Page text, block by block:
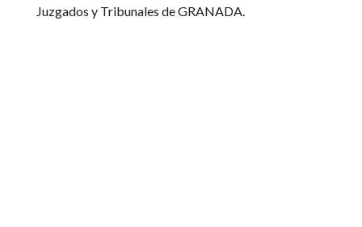
Juzgados y Tribunales de GRANADA.